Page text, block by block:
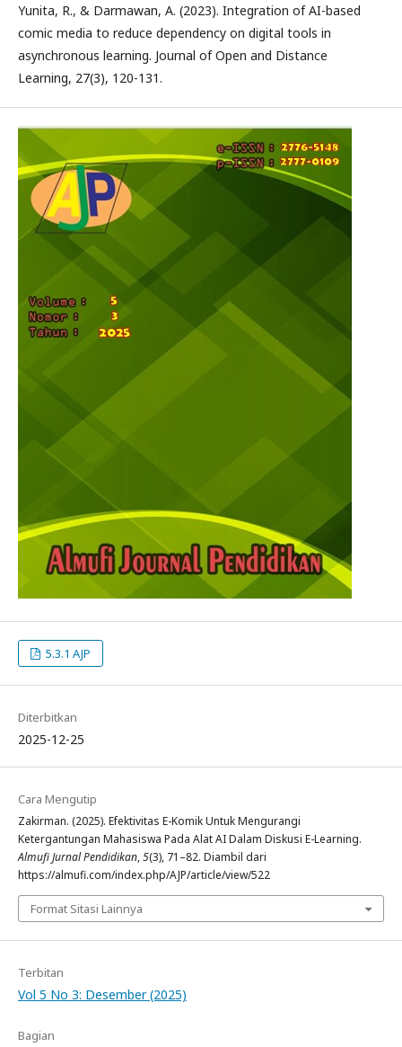
Yunita, R., & Darmawan, A. (2023). Integration of AI-based
comic media to reduce dependency on digital tools in
asynchronous learning. Journal of Open and Distance
Learning, 27(3), 120-131.
5.3.1 AJP
Diterbitkan
2025-12-25
Cara Mengutip
Zakirman. (2025). Efektivitas E-Komik Untuk Mengurangi
Ketergantungan Mahasiswa Pada Alat AI Dalam Diskusi E-Learning.
Almufi Jurnal Pendidikan,5(3), 71–82. Diambil dari
https://almufi.com/index.php/AJP/article/view/522
Format Sitasi Lainnya
Terbitan
Vol 5 No 3: Desember (2025)
Bagian